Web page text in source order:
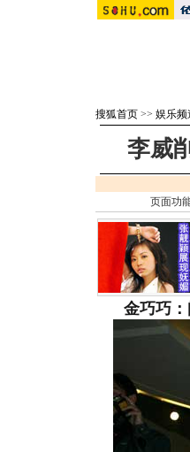
搜狐首页 >> 娱乐频
李威
页面功
金巧巧